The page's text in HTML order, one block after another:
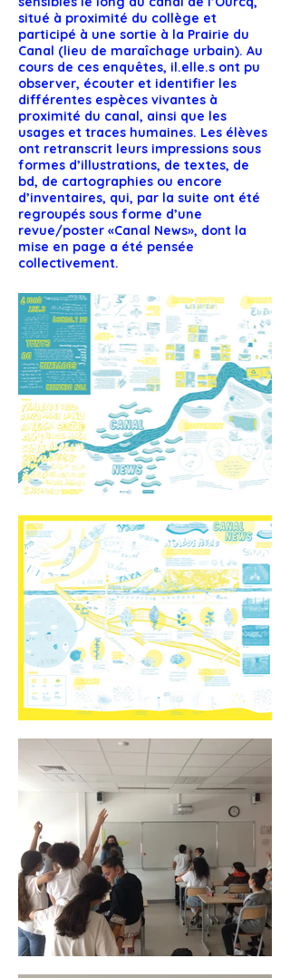
situé à proximité du collège et
participé à une sortie à la Prairie du
Canal (lieu de maraîchage urbain). Au
cours de ces enquêtes, il.elle.s ont pu
observer, écouter et identifier les
différentes espèces vivantes à
proximité du canal, ainsi que les
usages et traces humaines. Les élèves
ont retranscrit leurs impressions sous
formes d’illustrations, de textes, de
bd, de cartographies ou encore
d’inventaires, qui, par la suite ont été
regroupés sous forme d’une
revue/poster «Canal News», dont la
mise en page a été pensée
collectivement.